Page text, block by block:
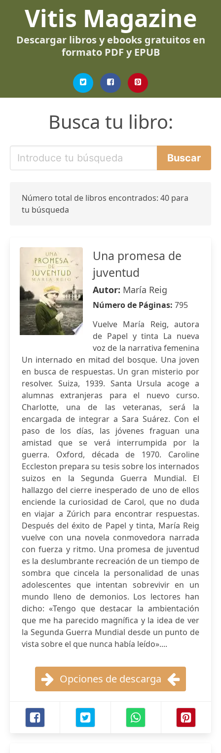
Vitis Magazine
Descargar libros y ebooks gratuitos en
formato PDF y EPUB
Busca tu libro:
Número total de libros encontrados: 40 para
tu búsqueda
Una promesa de
juventud
Autor: María Reig
Número de Páginas: 795
Vuelve María Reig, autora
de Papel y tinta La nueva
voz de la narrativa femenina
Un internado en mitad del bosque. Una joven
en busca de respuestas. Un gran misterio por
resolver. Suiza, 1939. Santa Ursula acoge a
alumnas extranjeras para el nuevo curso.
Charlotte, una de las veteranas, será la
encargada de integrar a Sara Suárez. Con el
paso de los días, las jóvenes fraguan una
amistad que se verá interrumpida por la
guerra. Oxford, década de 1970. Caroline
Eccleston prepara su tesis sobre los internados
suizos en la Segunda Guerra Mundial. El
hallazgo del cierre inesperado de uno de ellos
enciende la curiosidad de Carol, que no duda
en viajar a Zúrich para encontrar respuestas.
Después del éxito de Papel y tinta, María Reig
vuelve con una novela conmovedora narrada
con fuerza y ritmo. Una promesa de juventud
es la deslumbrante recreación de un tiempo de
sombra que cincela la personalidad de unas
adolescentes que intentan sobrevivir en un
mundo lleno de demonios. Los lectores han
dicho: «Tengo que destacar la ambientación
que me ha parecido magnífica y la idea de ver
la Segunda Guerra Mundial desde un punto de
vista sobre el que nunca había leído»....
Opciones de descarga